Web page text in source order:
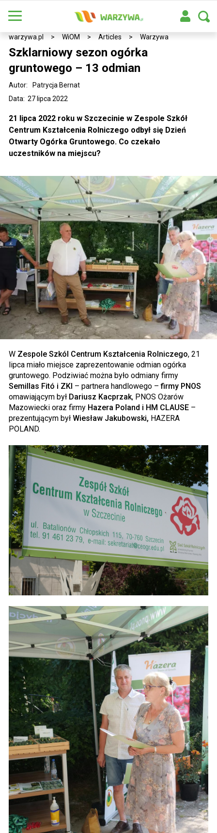
warzywa.pl > WiOM > Articles > Warzywa
Szklarniowy sezon ogórka
gruntowego – 13 odmian
Data: 27 lipca 2022
Autor: Patrycja Bernat
21 lipca 2022 roku w Szczecinie w Zespole Szkół
Centrum Kształcenia Rolniczego odbył się Dzień
Otwarty Ogórka Gruntowego. Co czekało
uczestników na miejscu?
W Zespole Szkól Centrum Kształcenia Rolniczego, 21
lipca miało miejsce zaprezentowanie odmian ogórka
gruntowego. Podziwiać można było odmiany firmy
Semillas Fitó i ZKI – partnera handlowego –firmy PNOS
omawiającym był Dariusz Kacprzak, PNOS Ożarów
Mazowiecki oraz firmy Hazera Poland i HM CLAUSE –
prezentującym był Wiesław Jakubowski, HAZERA
POLAND.